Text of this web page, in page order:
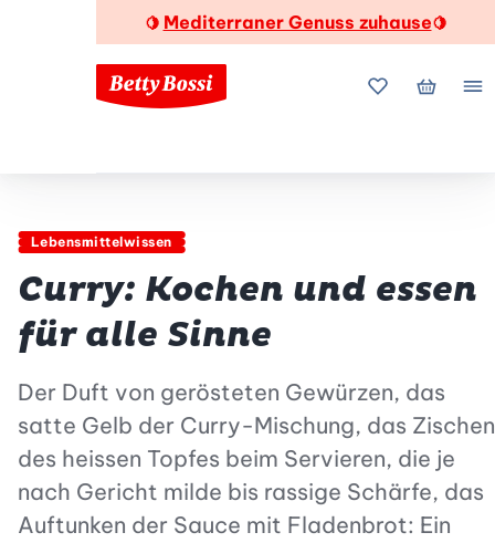
🍋 Mediterraner Genuss zuhause🍋
MeineMein
Lebensmittelwissen
Curry: Kochen und essen
für alle Sinne
Der Duft von gerösteten Gewürzen, das
satte Gelb der Curry-Mischung, das Zischen
des heissen Topfes beim Servieren, die je
nach Gericht milde bis rassige Schärfe, das
Auftunken der Sauce mit Fladenbrot: Ein